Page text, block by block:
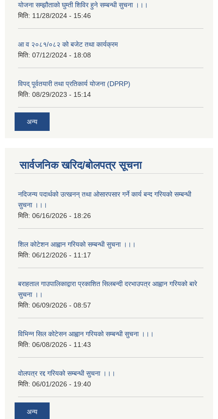
योजना सम्झौताको घुम्ती शिविर हुने सम्बन्धी सुचना ।।।
मिति: 11/28/2024 - 15:46
आ व २०८१/०८२ को बजेट तथा कार्यक्रम
मिति: 07/12/2024 - 18:08
विपद् पूर्वतयारी तथा प्रतिकार्य योजना (DPRP)
मिति: 08/29/2023 - 15:14
अन्य
सार्वजनिक खरिद/बोलपत्र सूचना
नदिजन्य पदार्थको उत्खनन् तथा ओसारपसार गर्ने कार्य बन्द गरियको सम्बन्धी
सुचना ।।।
मिति: 06/16/2026 - 18:26
शिल कोटेशन आह्वान गरियको सम्बन्धी सुचना ।।।
मिति: 06/12/2026 - 11:17
बराहताल गाउपालिकाद्वारा प्रकाशित सिलबन्दी दरभाउपत्र आह्वान गरियको बारे
सुचना ।।
मिति: 06/09/2026 - 08:57
विभिन्न सिल कोटेसन आह्वान गरियको सम्बन्धी सुचना ।।।
मिति: 06/08/2026 - 11:43
वोलपत्र रद्द गरियको सम्बन्धी सुचना ।।।
मिति: 06/01/2026 - 19:40
अन्य